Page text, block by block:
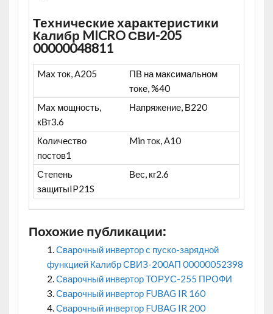
Технические характеристики
Калибр MICRO СВИ-205
00000048811
Max ток, А205
ПВ на максимальном
токе, %40
Max мощность,
кВт3.6
Напряжение, В220
Количество
постов1
Min ток, А10
Степень
защитыIP21S
Вес, кг2.6
Похожие публикации:
Сварочный инвертор с пуско-зарядной
функцией Калибр СВИЗ-200АП 00000052398
Сварочный инвертор ТОРУС-255 ПРОФИ
Сварочный инвертор FUBAG IR 160
Сварочный инвертор FUBAG IR 200